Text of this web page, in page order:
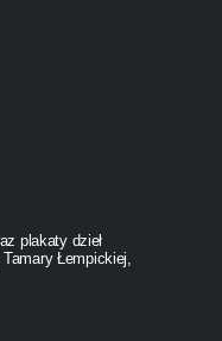
plakaty dzieł
Łempickiej,